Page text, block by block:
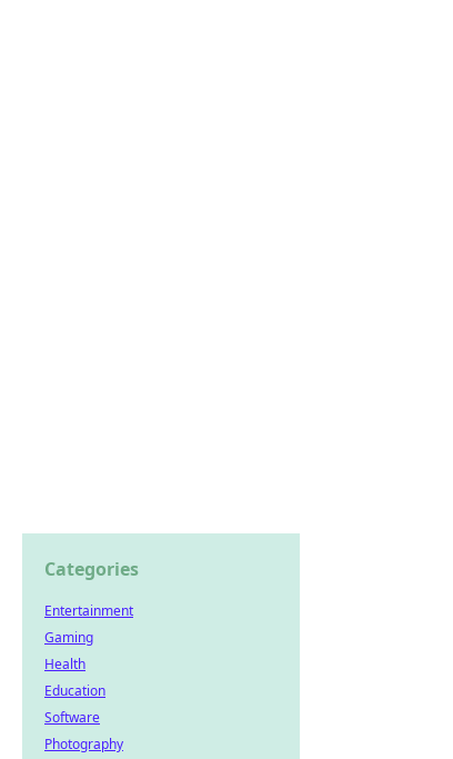
Categories
Entertainment
Gaming
Health
Education
Software
Photography